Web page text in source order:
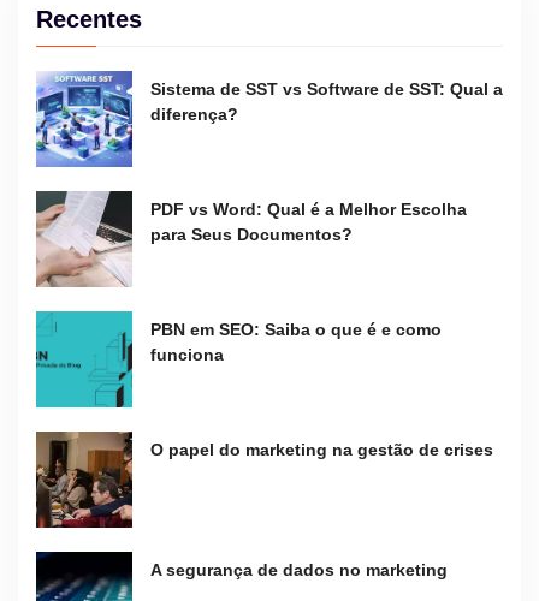
Recentes
Sistema de SST vs Software de SST: Qual a
diferença?
PDF vs Word: Qual é a Melhor Escolha
para Seus Documentos?
PBN em SEO: Saiba o que é e como
funciona
O papel do marketing na gestão de crises
A segurança de dados no marketing